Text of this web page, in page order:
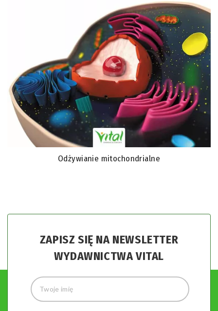
Odżywianie mitochondrialne
ZAPISZ SIĘ NA NEWSLETTER
WYDAWNICTWA VITAL